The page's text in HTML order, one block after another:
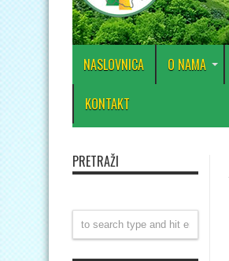
NASLOVNICA O NAMA
KONTAKT
PRETRAŽI